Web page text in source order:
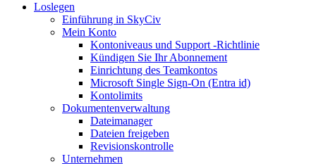
Loslegen
Einführung in SkyCiv
Mein Konto
Kontoniveaus und Support -Richtlinie
Kündigen Sie Ihr Abonnement
Einrichtung des Teamkontos
Microsoft Single Sign-On (Entra id)
Kontolimits
Dokumentenverwaltung
Dateimanager
Dateien freigeben
Revisionskontrolle
Unternehmen